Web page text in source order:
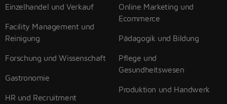
Einzelhandel und Verkauf
Facility Management und
Reinigung
Forschung und Wissenschaft
Gastronomie
HR und Recruitment
Online Marketing und
Ecommerce
Pädagogik und Bildung
Pflege und
Gesundheitswesen
Produktion und Handwerk